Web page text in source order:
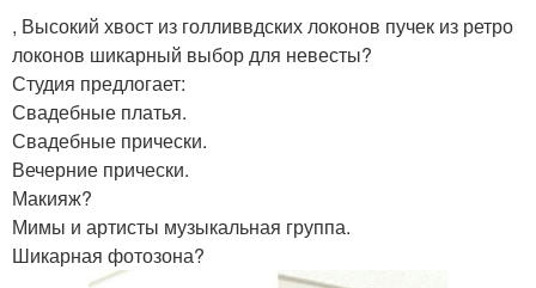
, Высокий хвост из голливвдских локонов пучек из ретро
локонов шикарный выбор для невесты?
Студия предлогает:
Свадебные платья.
Свадебные прически.
Вечерние прически.
Макияж?
Мимы и артисты музыкальная группа.
Шикарная фотозона?